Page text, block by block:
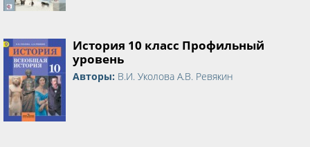
История 10 класс Профильный
уровень
Авторы: В.И. Уколова А.В. Ревякин